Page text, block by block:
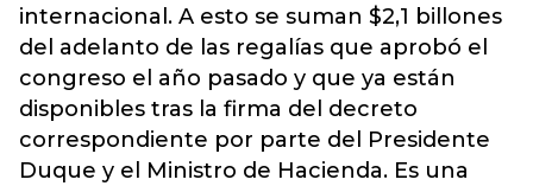
internacional. A esto se suman $2,1 billones
del adelanto de las regalías que aprobó el
congreso el año pasado y que ya están
disponibles tras la firma del decreto
correspondiente por parte del Presidente
Duque y el Ministro de Hacienda. Es una